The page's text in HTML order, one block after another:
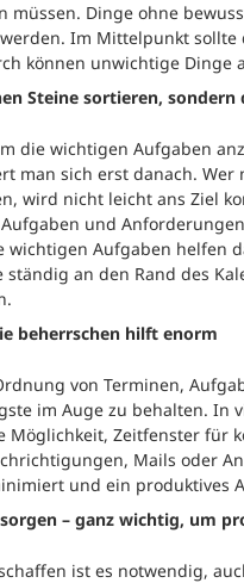
müssen. Dinge ohne
Im Mittelpunkt
können unwichtige
Steine sortieren, sondern
die wichtigen Aufgaben
man sich erst danach.
wird nicht leicht ans Ziel
und
wichtigen Aufgaben helfen
ständig an den Rand des
beherrschen hilft enorm
von Terminen,
im Auge zu behalten. In
Möglichkeit, Zeitfenster für
Mails oder
und ein produktives
– ganz wichtig, um
ist es notwendig,